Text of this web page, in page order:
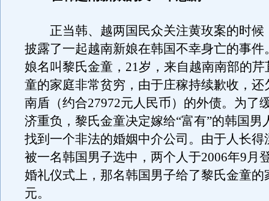
正当韩、越两国民众关注黄玫案的时候
披露了一起越南新娘在韩国不幸身亡的事件
娘名叫黎氏金童，21岁，来自越南南部的
童的家庭非常贫穷，由于庄稼持续歉收，还
南盾（约合27972元人民币）的外债。为了
济重负，黎氏金童决定嫁给“富有”的韩国男
找到一个非法的婚姻中介公司。由于人长得
被一名韩国男子选中，两个人于2006年9月
婚礼仪式上，那名韩国男子给了黎氏金童的
元。